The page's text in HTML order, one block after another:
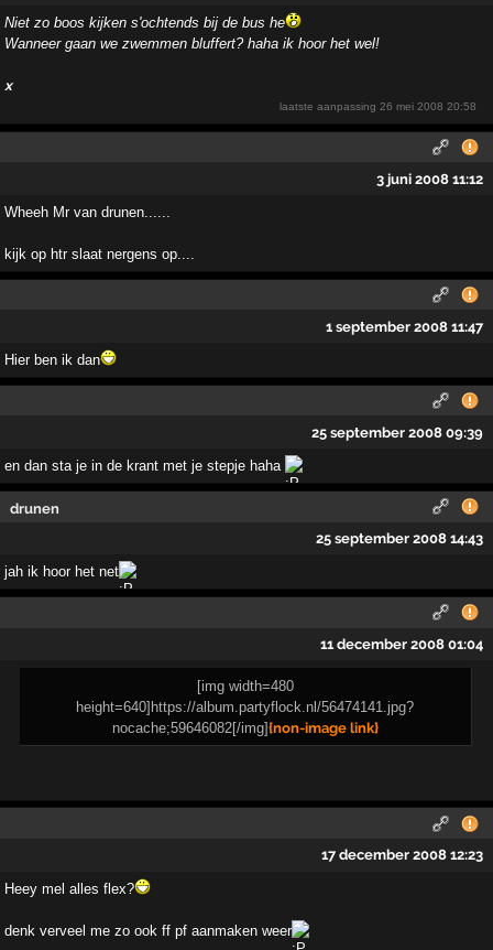
Niet zo boos kijken s'ochtends bij de bus he
Wanneer gaan we zwemmen bluffert? haha ik hoor het wel!
x
laatste aanpassing26 mei 2008 20:58
3 juni 2008 11:12
Wheeh Mr van drunen......
kijk op htr slaat nergens op....
1 september 2008 11:47
Hier ben ik dan
25 september 2008 09:39
en dan sta je in de krant met je stepje haha
drunen
25 september 2008 14:43
jah ik hoor het net
11 december 2008 01:04
[img width=480
height=640]https://album.partyflock.nl/56474141.jpg?
nocache;59646082[/img]{non-image link}
17 december 2008 12:23
Heey mel alles flex?
denk verveel me zo ook ff pf aanmaken weer